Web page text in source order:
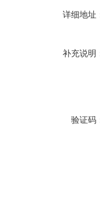
详细地址
补充说明
验证码